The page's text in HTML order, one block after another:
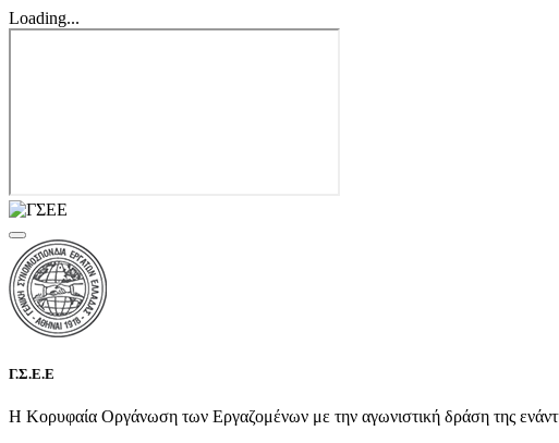
Loading...
Γ.Σ.Ε.Ε
Η Κορυφαία Οργάνωση των Εργαζομένων με την αγωνιστική δράση της